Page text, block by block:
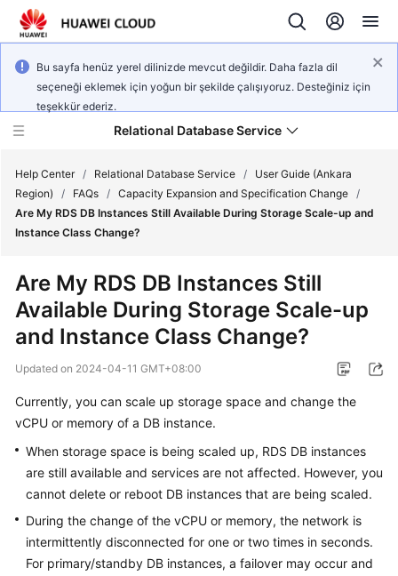
Bu sayfa henüz yerel dilinizde mevcut değildir. Daha fazla dil
seçeneği eklemek için yoğun bir şekilde çalışıyoruz. Desteğiniz için
teşekkür ederiz.
Relational Database Service
Service
Overview
Billing
Getting
Started
User
Guide
Best
Practices
Help Center / Relational Database Service /
User Guide (Ankara
Region)
/ FAQs / Capacity Expansion and Specification Change /
Are My RDS DB Instances Still Available During Storage Scale-up and
Instance Class Change?
Are My RDS DB Instances Still
Available During Storage Scale-up
and Instance Class Change?
Updated on 2024-04-11 GMT+08:00
Currently, you can scale up storage space and change the
vCPU or memory of a DB instance.
When storage space is being scaled up, RDS DB instances
are still available and services are not affected. However, you
cannot delete or reboot DB instances that are being scaled.
During the change of the vCPU or memory, the network is
intermittently disconnected for one or two times in seconds.
For primary/standby DB instances, a failover may occur and